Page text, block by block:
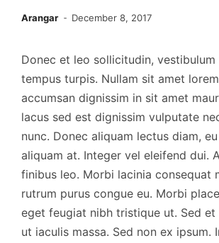
Arangar December 8, 2017
Donec et leo sollicitudin, vestibulum
tempus turpis. Nullam sit amet
accumsan dignissim in sit amet
lacus sed est dignissim vulputate
nunc. Donec aliquam lectus diam,
aliquam at. Integer vel eleifend dui.
finibus leo. Morbi lacinia consequat
rutrum purus congue eu. Morbi
eget feugiat nibh tristique ut. Sed et
ut iaculis massa. Sed non ex ipsum.